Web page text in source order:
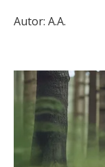
Autor: A.A.